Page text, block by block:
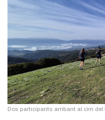
Dos participants arribant al cim del